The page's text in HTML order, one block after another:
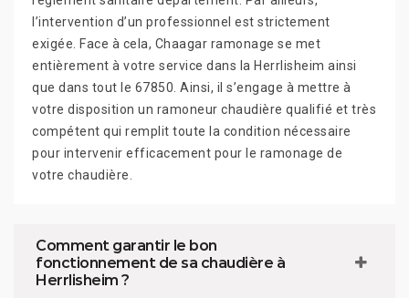
l’intervention d’un professionnel est strictement
exigée. Face à cela, Chaagar ramonage se met
entièrement à votre service dans la Herrlisheim ainsi
que dans tout le 67850. Ainsi, il s’engage à mettre à
votre disposition un ramoneur chaudière qualifié et très
compétent qui remplit toute la condition nécessaire
pour intervenir efficacement pour le ramonage de
votre chaudière.
Comment garantir le bon
fonctionnement de sa chaudière à
Herrlisheim ?